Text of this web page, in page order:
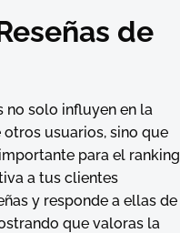
de
no solo influyen en la
usuarios, sino que
para el ranking
a tus clientes
y responde a ellas de
que valoras la